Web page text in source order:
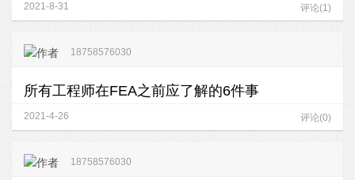
2021-8-31 评论(1)
18758576030
所有工程师在FEA之前应了解的6件事
2021-4-26 评论(0)
18758576030